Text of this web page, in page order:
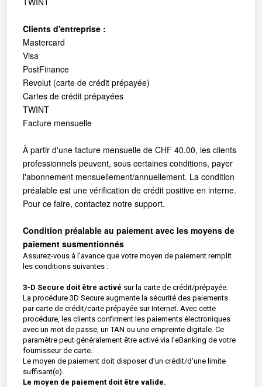
Clients d'entreprise :
Mastercard
Visa
PostFinance
Revolut (carte de crédit prépayée)
Cartes de crédit prépayées
TWINT
Facture mensuelle
À partir d'une facture mensuelle de CHF 40.00, les clients
professionnels peuvent, sous certaines conditions, payer
l'abonnement mensuellement/annuellement. La condition
préalable est une vérification de crédit positive en interne.
Pour ce faire, contactez notre support.
Condition préalable au paiement avec les moyens de
paiement susmentionnés
Assurez-vous à l'avance que votre moyen de paiement remplit
les conditions suivantes :
3-D Secure doit être activé sur la carte de crédit/prépayée.
La procédure 3D Secure augmente la sécurité des paiements
par carte de crédit/carte prépayée sur Internet. Avec cette
procédure, les clients confirment les paiements électroniques
avec un mot de passe, un TAN ou une empreinte digitale. Ce
paramètre peut généralement être activé via l'eBanking de votre
fournisseur de carte.
Le moyen de paiement doit disposer d'un crédit/d'une limite
suffisant(e).
Le moyen de paiement doit être valide.